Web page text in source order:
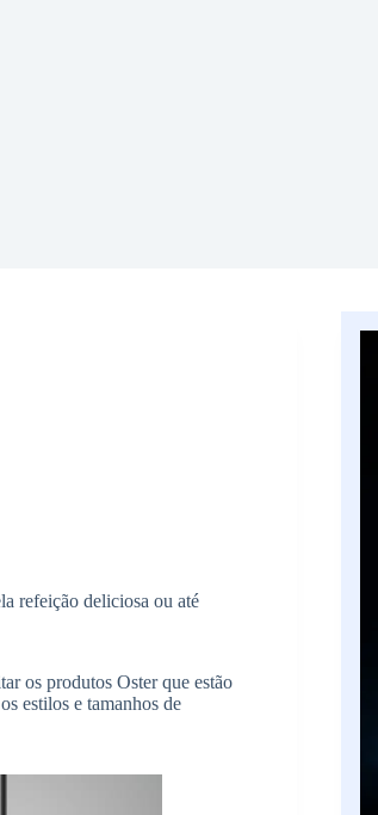
refeição deliciosa ou até
os produtos Oster que estão
estilos e tamanhos de